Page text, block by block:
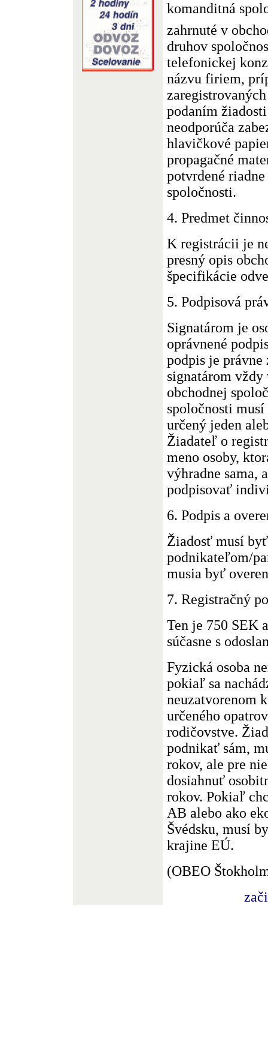
komanditná
zahrnuté v
druhov
telefonickej
názvu firiem,
podaním
neodporúča
hlavičkové
propagačné
potvrdené
spoločnosti.
4. Predmet
K registrácii je
presný opis
špecifikácie
5. Podpisová
Signatárom je
oprávnené
podpis je
signatárom
obchodnej
spoločnosti
určený jeden
Žiadateľ o
meno osoby,
výhradne sama,
podpisovať
6. Podpis a
Žiadosť musí
podnikateľom/
musia byť
7. Registračný
Ten je 750 SEK
súčasne s
Fyzická osoba
pokiaľ sa
neuzatvorenom
určeného
rodičovstve.
podnikať sám,
rokov, ale pre
dosiahnuť
rokov. Pokiaľ
AB alebo ako
Švédsku, musí
krajine EÚ.
(OBEO